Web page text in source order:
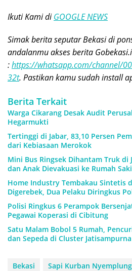
Ikuti Kami diGOOGLE NEWS
Simak berita seputar Bekasi di
andalanmu akses berita
:https://whatsapp.com/channel/
32t. Pastikan kamu sudah install
Berita Terkait
Warga Cikarang Desak Audit
Hegarmukti
Tertinggi di Jabar, 83,10 Persen
dari Kebiasaan Merokok
Mini Bus Ringsek Dihantam Truk di
dan Anak Dievakuasi ke Rumah
Home Industry Tembakau Sintetis
Digerebek, Dua Pelaku Diringkus
Polisi Ringkus 6 Perampok
Pegawai Koperasi di Cibitung
Satu Malam Bobol 5 Rumah,
dan Sepeda di Cluster Jatisampurna
Bekasi Sapi Kurban